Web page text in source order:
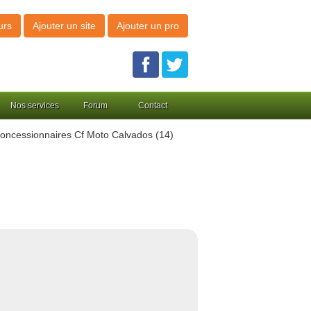
Ajouter un site Ajouter un pro
Nos services Forum Contact
Cf Moto Calvados (14)